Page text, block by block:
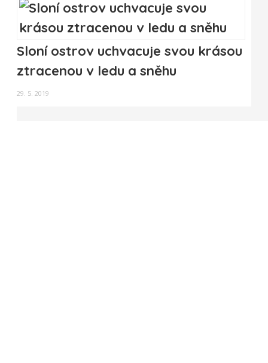
Sloní ostrov uchvacuje svou krásou
ztracenou v ledu a sněhu
29. 5. 2019